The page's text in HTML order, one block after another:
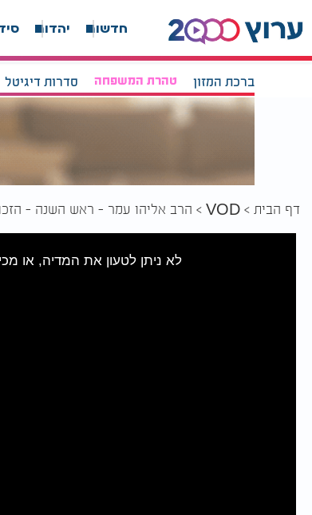
חדשות יהדות
ברכת המזון טהרת המשפחה סדרות דיגיטל
דף הבית VOD הרב אליהו עמר - ראש השנה -
לא ניתן לטעון את המדיה, או